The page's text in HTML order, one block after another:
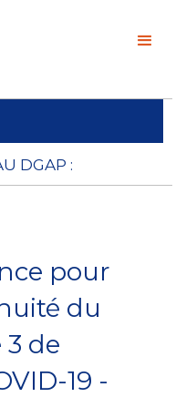
DGAP :
N'A PLUS
pour
du
de
19 -